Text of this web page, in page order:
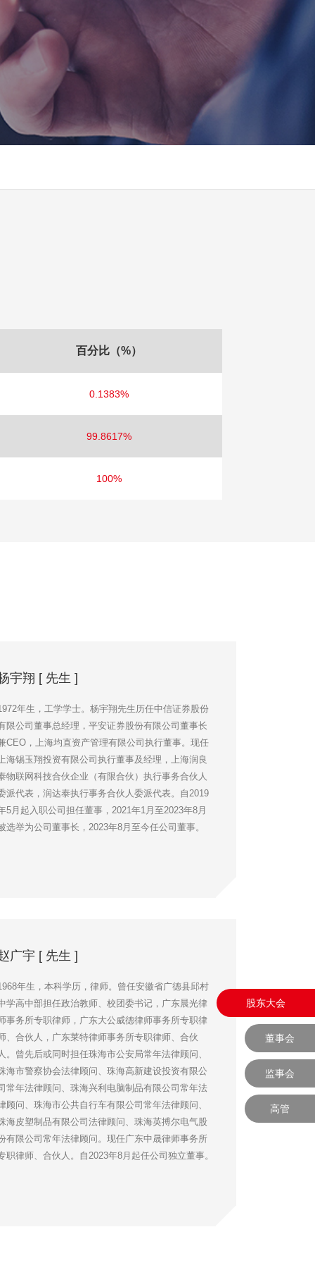
百分比（%）
0.1383%
99.8617%
100%
宇翔 [ 先生 ]
年生，工学学士。杨宇翔先生历任中信证券股份
限公司董事总经理，平安证券股份有限公司董事长
CEO，上海均直资产管理有限公司执行董事。现任
海锡玉翔投资有限公司执行董事及经理，上海润良
物联网科技合伙企业（有限合伙）执行事务合伙人
派代表，润达泰执行事务合伙人委派代表。自2019
5月起入职公司担任董事，2021年1月至2023年8月
选举为公司董事长，2023年8月至今任公司董事。
广宇 [ 先生 ]
年生，本科学历，律师。曾任安徽省广德县邱村
学高中部担任政治教师、校团委书记，广东晨光律
事务所专职律师，广东大公威德律师事务所专职律
、合伙人，广东莱特律师事务所专职律师、合伙
。曾先后或同时担任珠海市公安局常年法律顾问、
海市警察协会法律顾问、珠海高新建设投资有限公
常年法律顾问、珠海兴利电脑制品有限公司常年法
顾问、珠海市公共自行车有限公司常年法律顾问、
海皮塑制品有限公司法律顾问、珠海英搏尔电气股
有限公司常年法律顾问。现任广东中晟律师事务所
职律师、合伙人。自2023年8月起任公司独立董事。
股东大会
董事会
监事会
高管